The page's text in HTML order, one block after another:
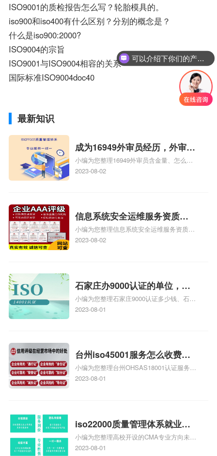
ISO9001的质检报告怎么写？轮胎模具的。
iso900和iso400有什么区别？分别的概念是？
什么是iso900:2000?
ISO9004的宗旨
ISO9001与ISO9004相容的关系
国际标准ISO9004doc40
最新知识
成为16949外审员经历，外审员
16949
小编为您整理16949外审员含金量、怎么才
能成为注册的TS16949:2009的外审员、我
2023-08-02
信息系统安全运维服务资质二
级费用，信息系统安全运维服
务资质二级
小编为您整理信息系统安全运维服务资质认
证证书机构有哪些、安全运维服务资质的费
体系认证知识，详情可查看下方正文！
2023-08-02
石家庄办9000认证的单位，石
家庄9000认证的公司
小编为您整理石家庄9000认证多少钱、石家
庄9000认证价格多少钱、石家庄9000认证
2023-08-01
台州iso45001服务怎么收费，
台州iso45001认证服务怎么收
费
小编为您整理台州OHSAS18001认证服务中
心哪家收费便宜、台州ISO9000认证，哪个
标准是什么相关iso体系认证知识，详情可
查看下方正文！
2023-08-01
iso22000质量管理体系就业方
向，质量管理与认证就业方向
小编为您整理高校开设的CMA专业方向未来
就业前景及就业方向如何、cma就业方向有
2023-08-01
可以介绍下你们的产品么？